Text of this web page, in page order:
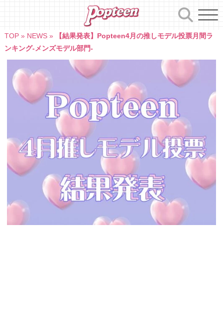
TOP» NEWS»
【結果発表】Popteen4月の推しモデル投票月間ラ
ンキング-メンズモデル部門-